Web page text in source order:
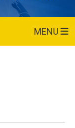
MENU